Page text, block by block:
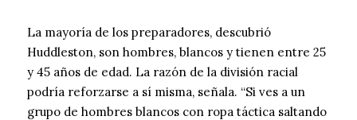
La mayoría de los preparadores, descubrió
Huddleston, son hombres, blancos y tienen entre 25
y 45 años de edad. La razón de la división racial
podría reforzarse a sí misma, señala. “Si ves a un
grupo de hombres blancos con ropa táctica saltando